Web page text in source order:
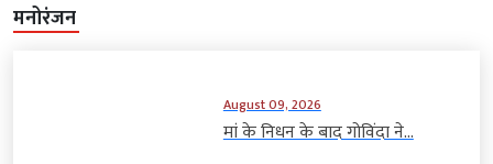
मनोरंजन
August 09, 2026
मां के निधन के बाद गोविंदा ने...